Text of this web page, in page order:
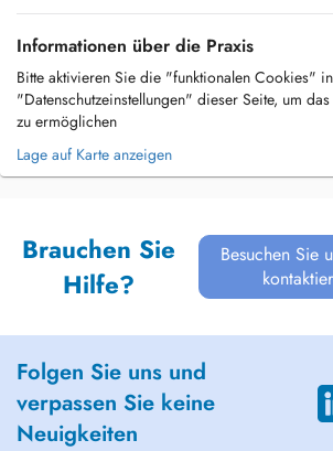
Informationen über die Praxis
Bitte aktivieren Sie die "funktionalen Cookies"
"Datenschutzeinstellungen" dieser Seite, um
zu ermöglichen
Lage auf Karte anzeigen
Brauchen Sie
Hilfe?
Besuchen Sie
Folgen Sie uns und
verpassen Sie keine
Neuigkeiten